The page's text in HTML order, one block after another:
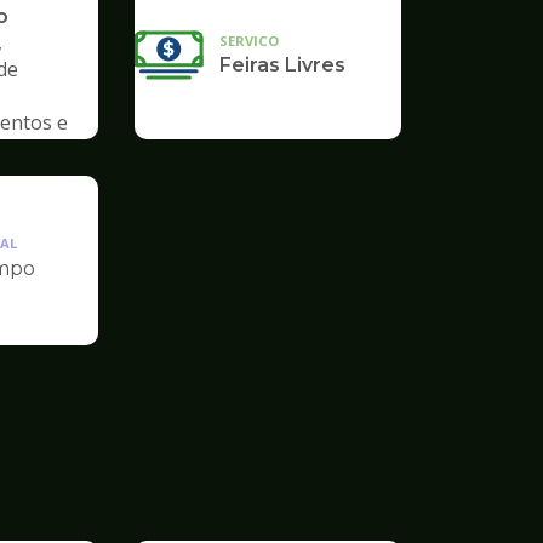
e
SERVICO
Feiras Livres